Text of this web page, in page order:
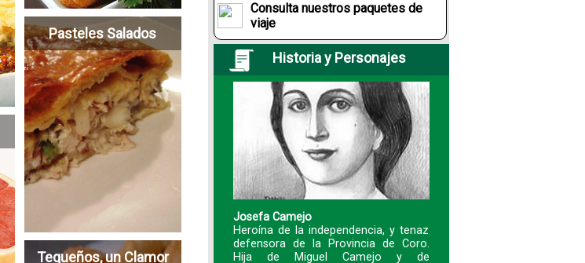
Pasteles Salados
Tequeños, un Clamor
Consulta nuestros paquetes de
viaje
Historia y Personajes
Josefa Camejo
Heroína de la independencia, y tenaz
defensora de la Provincia de Coro.
Hija de Miguel Camejo y de